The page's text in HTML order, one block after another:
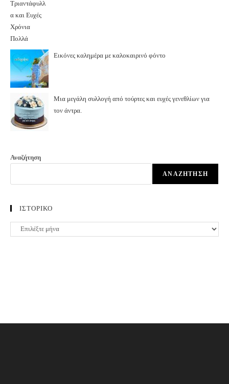
Εικόνες καλημέρα με καλοκαιρινό φόντο
Μια μεγάλη συλλογή από τούρτες και ευχές γενεθλίων για
τον άντρα.
Αναζήτηση
ΑΝΑΖΉΤΗΣΗ
ΙΣΤΟΡΙΚΟ
ΙΣΤΟΡΙΚΟ